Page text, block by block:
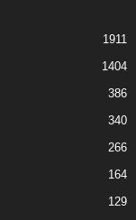
1911
1404
386
340
266
164
129